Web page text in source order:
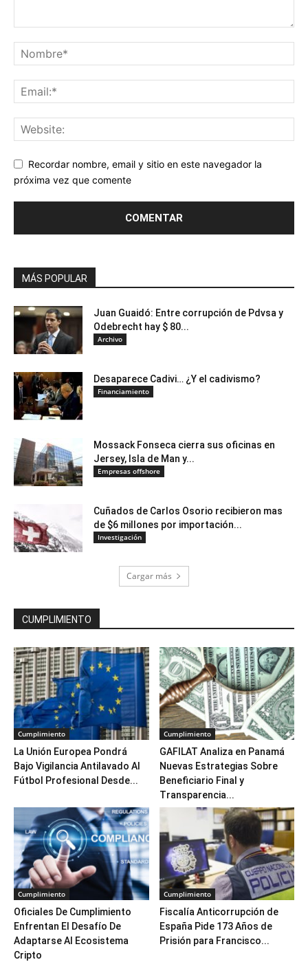
Recordar nombre, email y sitio en este navegador la
próxima vez que comente
MÁS POPULAR
Juan Guaidó: Entre corrupción de Pdvsa y
Odebrecht hay $ 80...
Archivo
Desaparece Cadivi… ¿Y el cadivismo?
Financiamiento
Mossack Fonseca cierra sus oficinas en
Jersey, Isla de Man y...
Empresas offshore
Cuñados de Carlos Osorio recibieron mas
de $6 millones por importación...
Investigación
Cargar más
CUMPLIMIENTO
Cumplimiento
La Unión Europea Pondrá
Bajo Vigilancia Antilavado Al
Fútbol Profesional Desde...
Cumplimiento
GAFILAT Analiza en Panamá
Nuevas Estrategias Sobre
Beneficiario Final y
Transparencia...
Cumplimiento
Oficiales De Cumplimiento
Enfrentan El Desafío De
Adaptarse Al Ecosistema
Cripto
Cumplimiento
Fiscalía Anticorrupción de
España Pide 173 Años de
Prisión para Francisco...